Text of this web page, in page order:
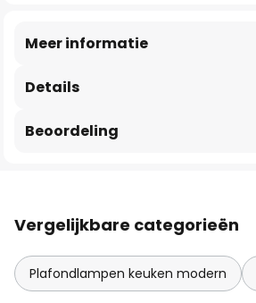
Details
Meer informatie
Beoordeling
Vergelijkbare categorieën
Plafondlampen keuken modern